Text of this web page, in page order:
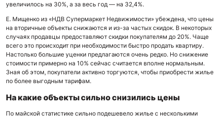
увеличилось на 30%, а за весь год — на 32,4%.
Е. Мищенко из «НДВ Супермаркет Недвижимости» убеждена, что цены
на вторичные объекты снижаются и из-за частых скидок. В некоторых
случаях продавцы предоставляют скидки покупателям до 20%. Чаще
всего это происходит при необходимости быстро продать квартиру.
Настолько большие уценки предлагаются очень редко. Но снижение
стоимости примерно на 10% сейчас считается вполне нормальным.
Зная об этом, покупатели активно торгуются, чтобы приобрести жилье
по более выгодным тарифам.
На какие объекты сильно снизились цены
По майской статистике сильно подешевело жилье с несколькими